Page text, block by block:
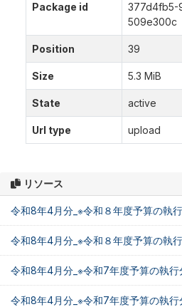
リソース
令和8年4月分_※令和８年度予算の執
令和8年4月分_※令和８年度予算の執
令和8年4月分_※令和7年度予算の執行
令和8年4月分_※令和7年度予算の執行
Package id
377d4fb5-
509e300c
Position 39
Size 5.3 MiB
State active
Url type upload